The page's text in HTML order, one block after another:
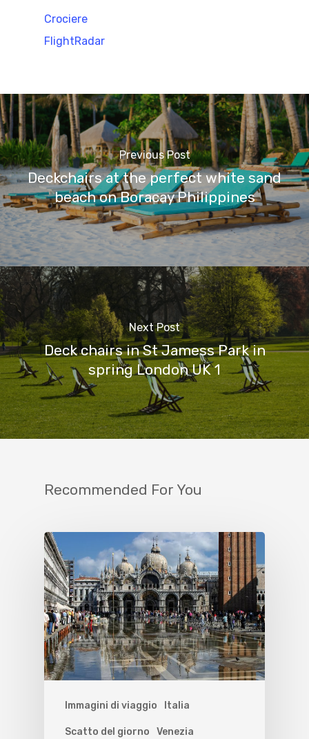
Crociere
FlightRadar
Previous Post
Deckchairs at the perfect white sand
beach on Boracay Philippines
Next Post
Deck chairs in St Jamess Park in
spring London UK 1
Recommended For You
Immagini di viaggio Italia
Scatto del giorno Venezia